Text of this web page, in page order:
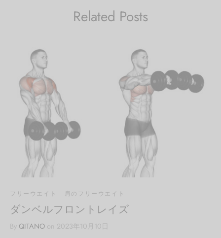
Related Posts
フリーウエイト 肩のフリーウエイト
ダンベルフロントレイズ
By QITANO on 2023年10月10日